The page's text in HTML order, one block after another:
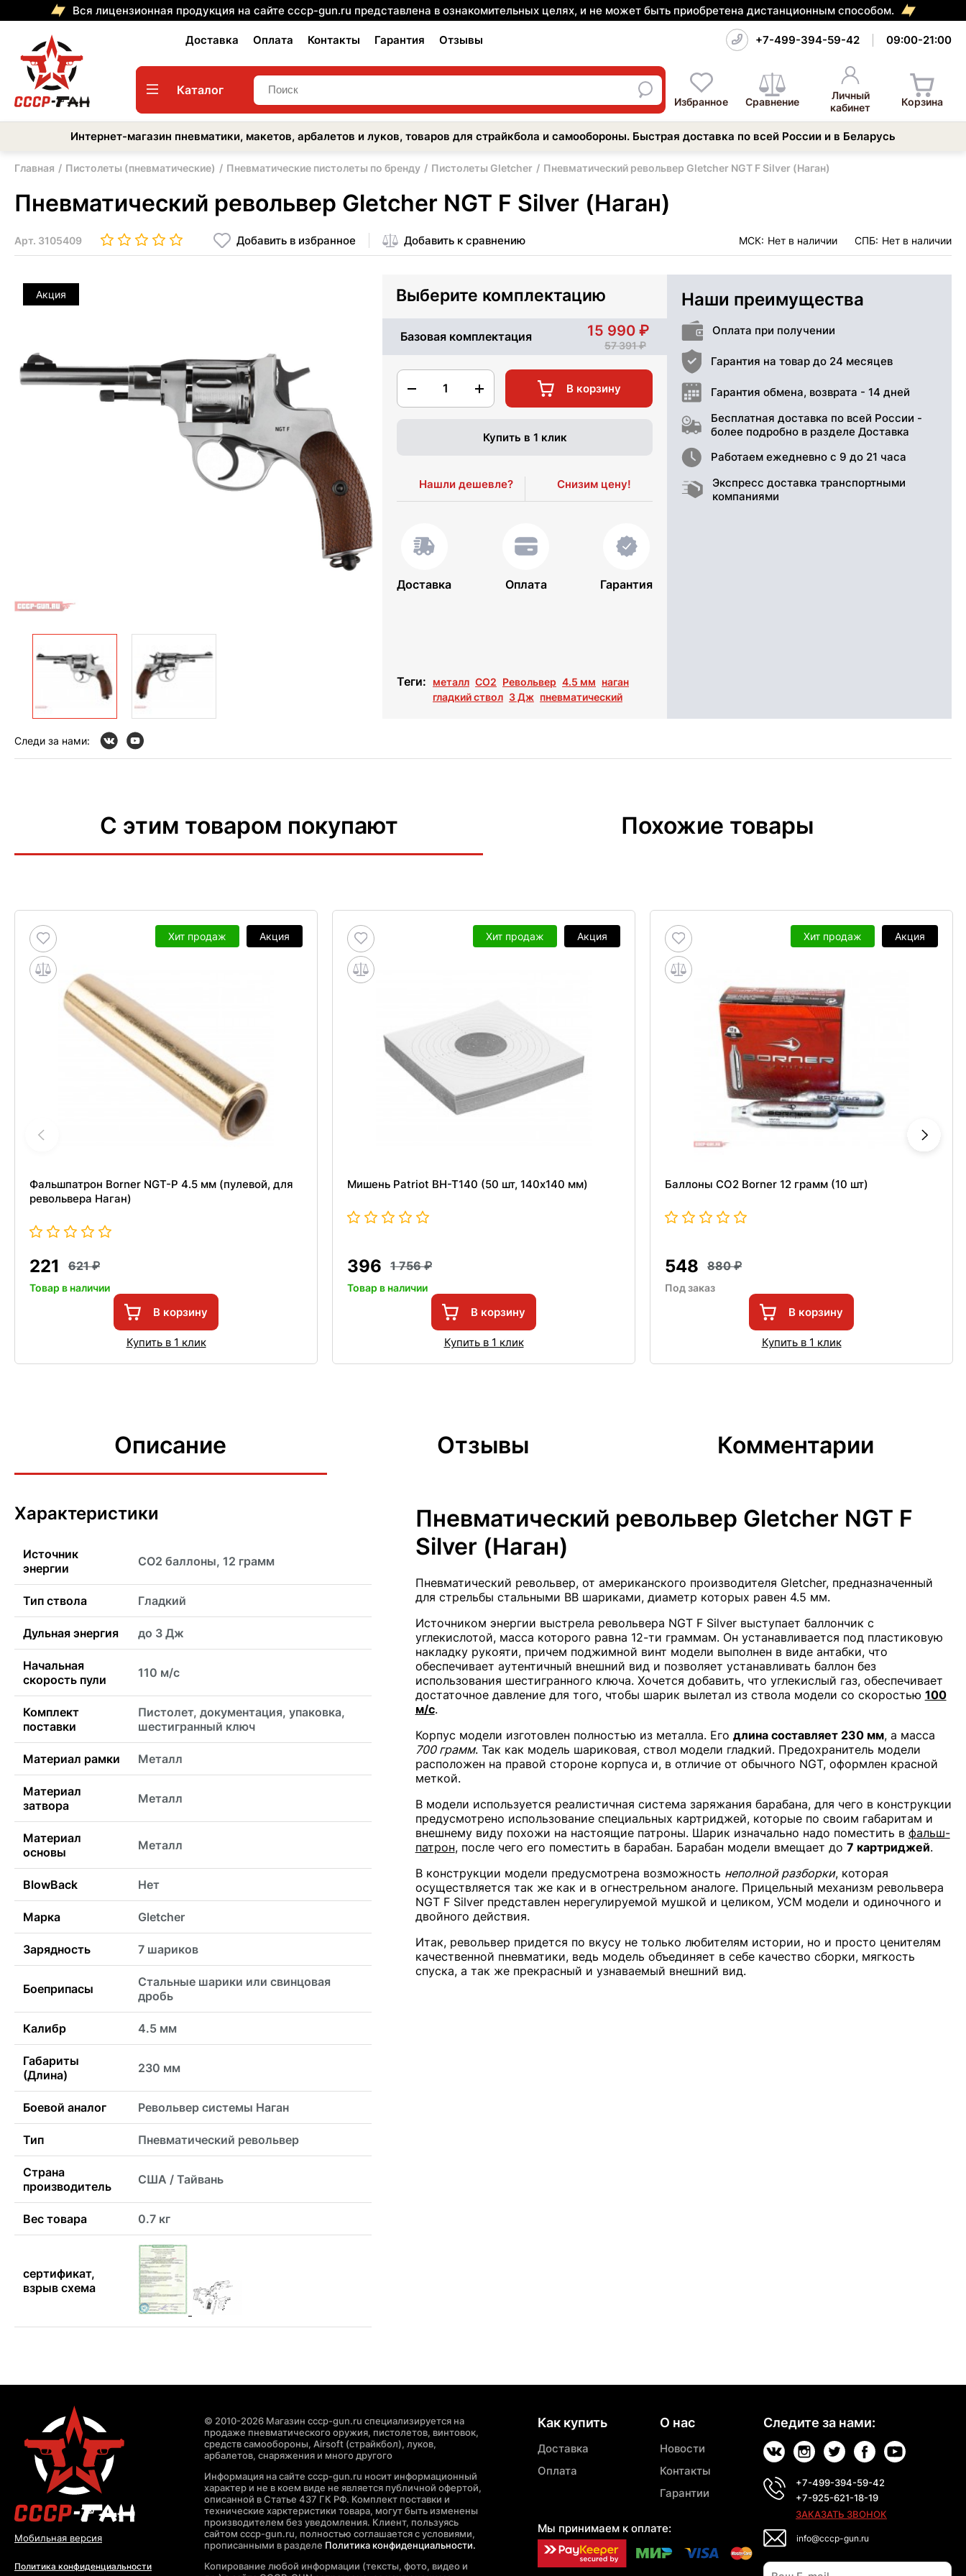
Вся лицензионная продукция на сайте cccp-gun.ru представлена в ознакомительных целях, и не может быть приобретена дистанционным способом.
Доставка Оплата Контакты Гарантия Отзывы +7-499-394-59-42 09:00-21:00
Каталог
Избранное Сравнение
Личный
кабинет
Корзина
Интернет-магазин пневматики, макетов, арбалетов и луков, товаров для страйкбола и самообороны. Быстрая доставка по всей России и в Беларусь
Главная Пистолеты (пневматические) Пневматические пистолеты по бренду Пистолеты Gletcher Пневматический револьвер Gletcher NGT F Silver (Наган)
Пневматический револьвер Gletcher NGT F Silver (Наган)
Арт. 3105409 Добавить в избранное Добавить к сравнению МСК: Нет в наличии СПБ: Нет в наличии
Акция Выберите комплектацию
Базовая комплектация 15 990
57 391
1 В корзину
Купить в 1 клик
Нашли дешевле? Снизим цену!
Доставка Оплата Гарантия
Теги: металл СО2 Револьвер 4.5 мм наган
гладкий ствол 3 Дж пневматический
Наши преимущества
Оплата при получении
Гарантия на товар до 24 месяцев
Гарантия обмена, возврата - 14 дней
Бесплатная доставка по всей России -
более подробно в разделе Доставка
Работаем ежедневно с 9 до 21 часа
Экспресс доставка транспортными
компаниями
Следи за нами:
С этим товаром покупают Похожие товары
Хит продаж Акция
Фальшпатрон Borner NGT-P 4.5 мм (пулевой, для
револьвера Наган)
221 621
Товар в наличии
В корзину
Купить в 1 клик
Хит продаж Акция
Мишень Patriot BH-T140 (50 шт, 140x140 мм)
396 1 756
Товар в наличии
В корзину
Купить в 1 клик
Хит продаж Акция
Баллоны СО2 Borner 12 грамм (10 шт)
548 880
Под заказ
В корзину
Купить в 1 клик
Описание Отзывы Комментарии
Характеристики
Источник
энергии
CO2 баллоны, 12 грамм
Тип ствола Гладкий
Дульная энергия до 3 Дж
Начальная
скорость пули
110 м/с
Комплект
поставки
Пистолет, документация, упаковка,
шестигранный ключ
Материал рамки Металл
Материал
затвора
Металл
Материал
основы
Металл
BlowBack Нет
Марка Gletcher
Зарядность 7 шариков
Боеприпасы
Стальные шарики или свинцовая
дробь
Калибр 4.5 мм
Габариты
(Длина)
230 мм
Боевой аналог Револьвер системы Наган
Тип Пневматический револьвер
Страна
производитель
США / Тайвань
Вес товара 0.7 кг
сертификат,
взрыв схема
Пневматический револьвер Gletcher NGT F
Silver (Наган)
Пневматический револьвер, от американского производителя Gletcher, предназначенный
для стрельбы стальными BB шариками, диаметр которых равен 4.5 мм.
Источником энергии выстрела револьвера NGT F Silver выступает баллончик с
углекислотой, масса которого равна 12-ти граммам. Он устанавливается под пластиковую
накладку рукояти, причем поджимной винт модели выполнен в виде антабки, что
обеспечивает аутентичный внешний вид и позволяет устанавливать баллон без
использования шестигранного ключа. Хочется добавить, что углекислый газ, обеспечивает
достаточное давление для того, чтобы шарик вылетал из ствола модели со скоростью 100
м/с.
Корпус модели изготовлен полностью из металла. Его длина составляет 230 мм, а масса
700 грамм. Так как модель шариковая, ствол модели гладкий. Предохранитель модели
расположен на правой стороне корпуса и, в отличие от обычного NGT, оформлен красной
меткой.
В модели используется реалистичная система заряжания барабана, для чего в конструкции
предусмотрено использование специальных картриджей, которые по своим габаритам и
внешнему виду похожи на настоящие патроны. Шарик изначально надо поместить в фальш-
патрон, после чего его поместить в барабан. Барабан модели вмещает до 7 картриджей.
В конструкции модели предусмотрена возможность неполной разборки, которая
осуществляется так же как и в огнестрельном аналоге. Прицельный механизм револьвера
NGT F Silver представлен нерегулируемой мушкой и целиком, УСМ модели и одиночного и
двойного действия.
Итак, револьвер придется по вкусу не только любителям истории, но и просто ценителям
качественной пневматики, ведь модель объединяет в себе качество сборки, мягкость
спуска, а так же прекрасный и узнаваемый внешний вид.
Мобильная версия
Политика конфиденциальности
© 2010-2026 Магазин cccp-gun.ru специализируется на
продаже пневматического оружия, пистолетов, винтовок,
средств самообороны, Airsoft (страйкбол), луков,
арбалетов, снаряжения и много другого
Информация на сайте cccp-gun.ru носит информационный
характер и не в коем виде не является публичной офертой,
описанной в Статье 437 ГК РФ. Комплект поставки и
технические харктеристики товара, могут быть изменены
производителем без уведомления. Клиент, пользуясь
сайтом cccp-gun.ru, полностью соглашается с условиями,
прописанными в разделе Политика конфиденциальности.
Копирование любой информации (тексты, фото, видео и
Как купить
Доставка
Оплата
Мы принимаем к оплате:
О нас
Новости
Контакты
Гарантии
Следите за нами:
+7-499-394-59-42
+7-925-621-18-19
ЗАКАЗАТЬ ЗВОНОК
info@cccp-gun.ru